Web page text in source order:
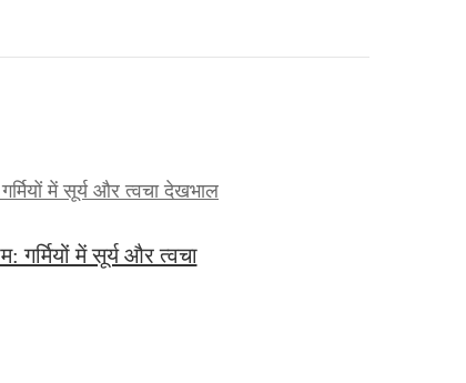
गर्मियों में सूर्य और त्वचा